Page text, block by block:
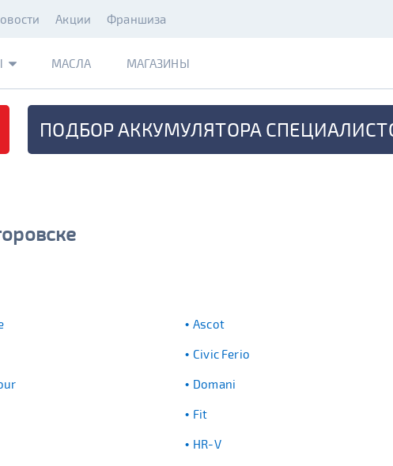
Акции Франшиза
МАСЛА МАГАЗИНЫ
ПОДБОР АККУМУЛЯТОРА
Ascot
Civic Ferio
Domani
Fit
HR-V